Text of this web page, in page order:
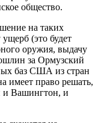
общество.
на таких
(это будет
оружия, выдачу
за Ормузский
баз США из стран
имеет право решать,
и Вашингтон, и